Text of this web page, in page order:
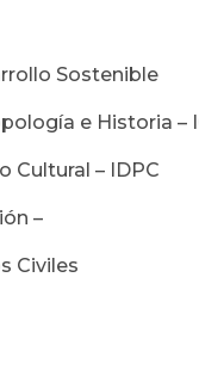
Sostenible
e Historia –
– IDPC
–
Civiles